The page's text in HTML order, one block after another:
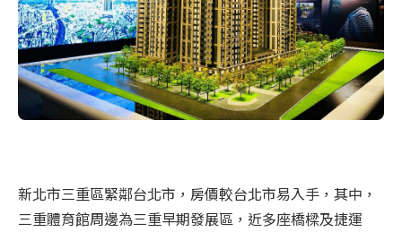
新北市三重區緊鄰台北市，房價較台北市易入手，其中，
三重體育館周邊為三重早期發展區，近多座橋樑及捷運